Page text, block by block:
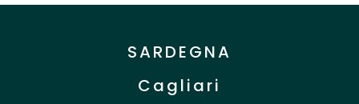
SARDEGNA
Cagliari